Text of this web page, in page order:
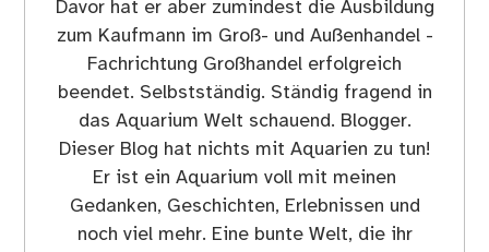
Davor hat er aber zumindest die Ausbildung
zum Kaufmann im Groß- und Außenhandel -
Fachrichtung Großhandel erfolgreich
beendet. Selbstständig. Ständig fragend in
das Aquarium Welt schauend. Blogger.
Dieser Blog hat nichts mit Aquarien zu tun!
Er ist ein Aquarium voll mit meinen
Gedanken, Geschichten, Erlebnissen und
noch viel mehr. Eine bunte Welt, die ihr